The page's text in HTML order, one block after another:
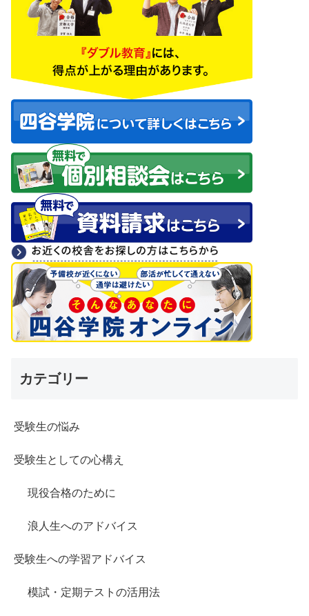
カテゴリー
受験生の悩み
受験生としての心構え
現役合格のために
浪人生へのアドバイス
受験生への学習アドバイス
模試・定期テストの活用法